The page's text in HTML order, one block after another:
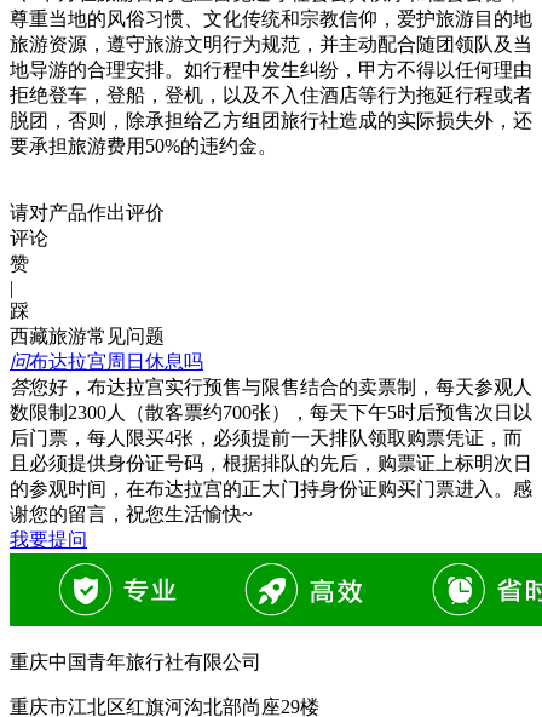
尊重当地的风俗习惯、文化传统和宗教信仰，爱护旅游目的地
旅游资源，遵守旅游文明行为规范，并主动配合随团领队及当
地导游的合理安排。如行程中发生纠纷，甲方不得以任何理由
拒绝登车，登船，登机，以及不入住酒店等行为拖延行程或者
脱团，否则，除承担给乙方组团旅行社造成的实际损失外，还
要承担旅游费用50%的违约金。
请对产品作出评价
评论
赞
|
踩
西藏旅游常见问题
问布达拉宫周日休息吗
答您好，布达拉宫实行预售与限售结合的卖票制，每天参观人
数限制2300人（散客票约700张），每天下午5时后预售次日以
后门票，每人限买4张，必须提前一天排队领取购票凭证，而
且必须提供身份证号码，根据排队的先后，购票证上标明次日
的参观时间，在布达拉宫的正大门持身份证购买门票进入。感
谢您的留言，祝您生活愉快~
我要提问
重庆中国青年旅行社有限公司
重庆市江北区红旗河沟北部尚座29楼